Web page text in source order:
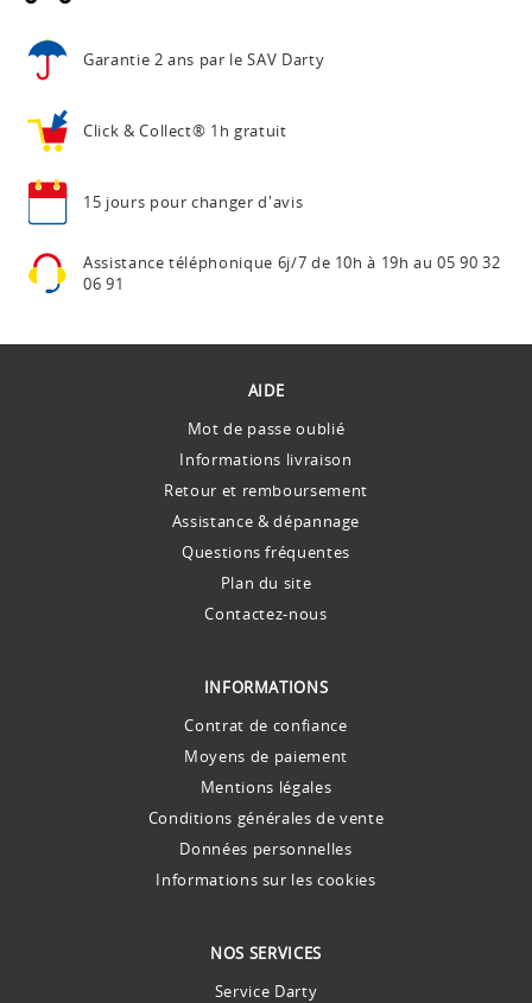
Garantie 2 ans par le SAV Darty
Click & Collect® 1h gratuit
15 jours pour changer d'avis
Assistance téléphonique 6j/7 de 10h à 19h au 05 90 32
06 91
AIDE
Mot de passe oublié
Informations livraison
Retour et remboursement
Assistance & dépannage
Questions fréquentes
Plan du site
Contactez-nous
INFORMATIONS
Contrat de confiance
Moyens de paiement
Mentions légales
Conditions générales de vente
Données personnelles
Informations sur les cookies
NOS SERVICES
Service Darty